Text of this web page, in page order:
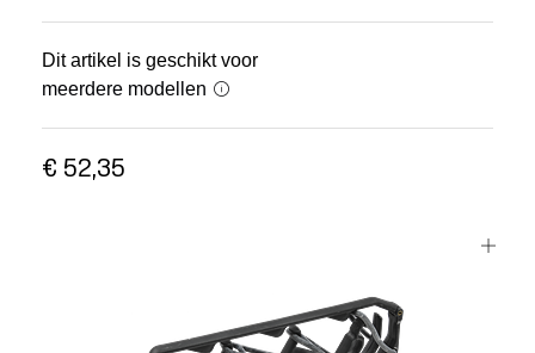
Acties
Porsche finder
Meer Porsche
Dit artikel is geschikt voor
meerdere modellen
€ 52,35